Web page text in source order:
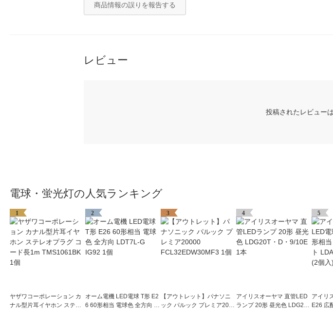
商品情報の誤りを報告する
レビュー
投稿されたレビュー
電球・蛍光灯の人気ランキング
1
ヤザワコーポレーション カ
ナル型片耳イヤホン ステレ
2
オーム電機 LED電球 T形 E2
6 60形相当 電球色 全方向 L
3
【アウトレット】パナソニ
ック パルック プレミア2000
4
アイリスオーヤマ 直管LED
ランプ 20形 昼光色 LDG20
5
アイリ
E26 広